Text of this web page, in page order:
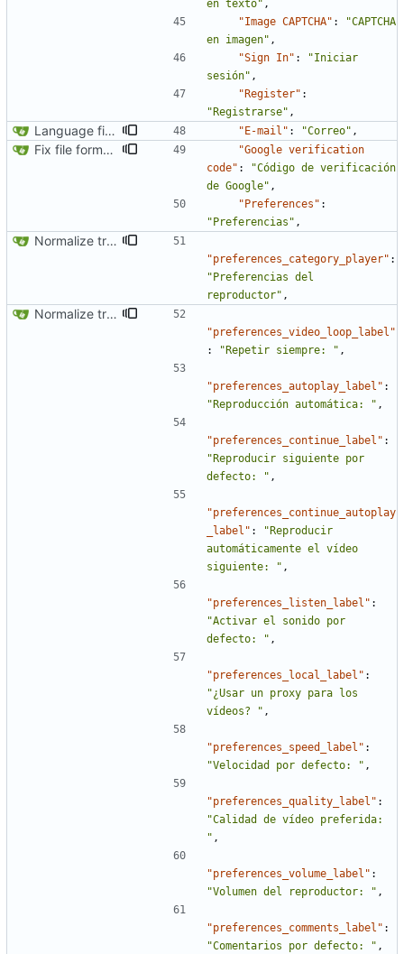
en texto" ,
"Image CAPTCHA" :
"CAPTCHA
en imagen" ,
"Sign In" :
"Iniciar
sesión" ,
"Register" :
"Registrarse" ,
Language fixes ( #366 "E-mail" : "Correo" ,
Fix file formatting for locales
"Google verification
code" :
"Código de verificación
de Google" ,
"Preferences" :
"Preferencias" ,
Normalize translation key for preferences categories
"preferences_category_player" :
"Preferencias del
reproductor" ,
Normalize translation key for user prefrerences
"preferences_video_loop_label"
:
"Repetir siempre: " ,
"preferences_autoplay_label" :
"Reproducción automática: " ,
"preferences_continue_label" :
"Reproducir siguiente por
defecto: " ,
"preferences_continue_autoplay
_label" :
"Reproducir
automáticamente el vídeo
siguiente: " ,
"preferences_listen_label" :
"Activar el sonido por
defecto: " ,
"preferences_local_label" :
"¿Usar un proxy para los
vídeos? " ,
"preferences_speed_label" :
"Velocidad por defecto: " ,
"preferences_quality_label" :
"Calidad de vídeo preferida:
" ,
"preferences_volume_label" :
"Volumen del reproductor: " ,
"preferences_comments_label" :
"Comentarios por defecto: " ,